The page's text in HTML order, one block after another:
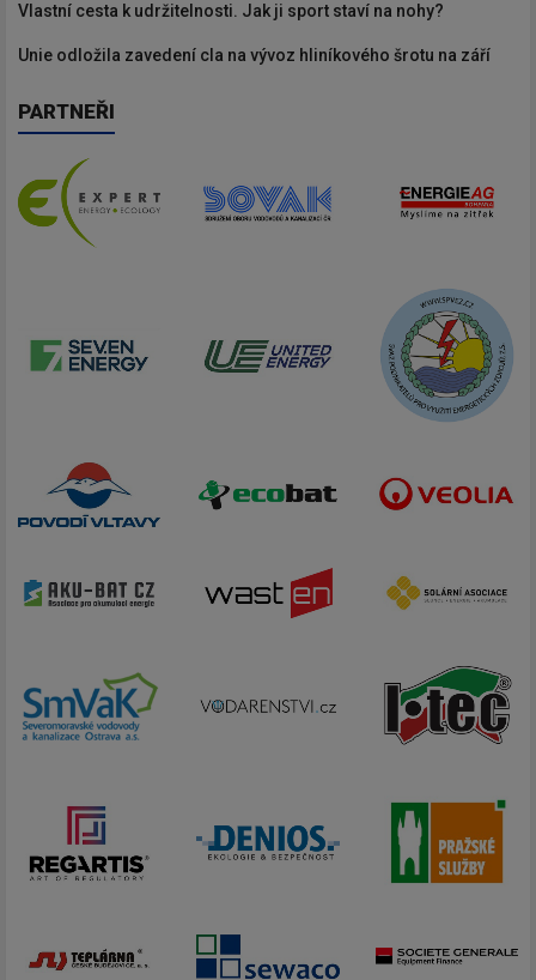
Vlastní cesta k udržitelnosti. Jak ji sport staví na nohy?
Unie odložila zavedení cla na vývoz hliníkového šrotu na září
PARTNEŘI